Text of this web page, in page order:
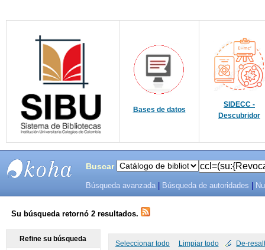
Bases de datos
SIDECC -
Descubridor
SISTEMAS
DE
Buscar
Búsqueda avanzada Búsqueda de autoridades
Su búsqueda retornó 2 resultados.
Seleccionar todo Limpiar todo De-
Refine su búsqueda